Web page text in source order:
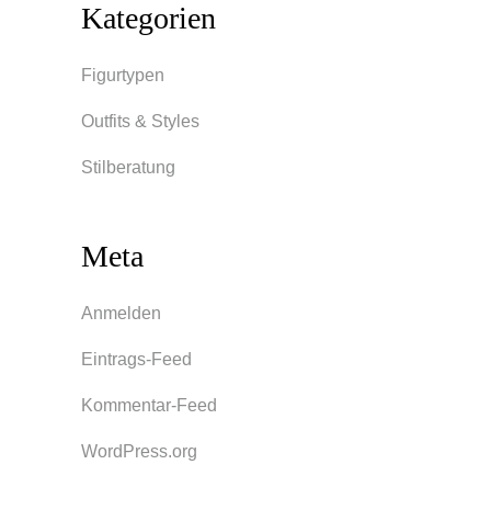
Kategorien
Figurtypen
Outfits & Styles
Stilberatung
Meta
Anmelden
Eintrags-Feed
Kommentar-Feed
WordPress.org